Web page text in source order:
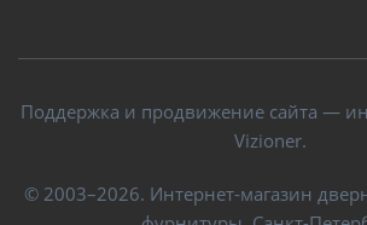
Поддержка и продвижение сайта —
Vizioner.
© 2003–2026. Интернет-магазин